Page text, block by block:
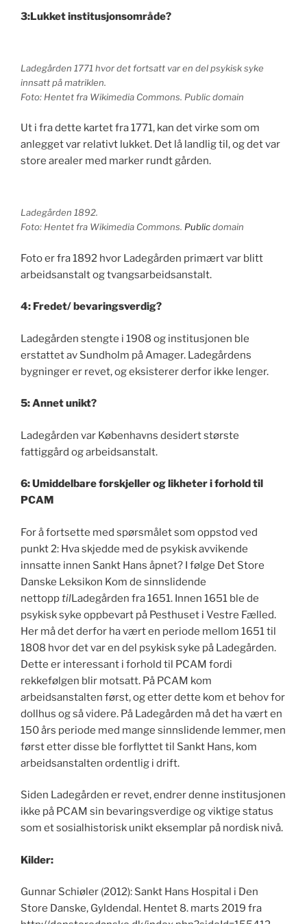
3:Lukket institusjonsområde?
Ladegården 1771 hvor det fortsatt var en del psykisk syke
innsatt på matriklen.
Foto: Hentet fra Wikimedia Commons. Public domain
Ut i fra dette kartet fra 1771, kan det virke som om
anlegget var relativt lukket. Det lå landlig til, og det var
store arealer med marker rundt gården.
Ladegården 1892.
Foto: Hentet fra Wikimedia Commons. Publicdomain
Foto er fra 1892 hvor Ladegården primært var blitt
arbeidsanstalt og tvangsarbeidsanstalt.
4: Fredet/ bevaringsverdig?
Ladegården stengte i 1908 og institusjonen ble
erstattet av Sundholm på Amager. Ladegårdens
bygninger er revet, og eksisterer derfor ikke lenger.
5: Annet unikt?
Ladegården var Københavns desidert største
fattiggård og arbeidsanstalt.
6: Umiddelbare forskjeller og likheter i forhold til
PCAM
For å fortsette med spørsmålet som oppstod ved
punkt 2: Hva skjedde med de psykisk avvikende
innsatte innen Sankt Hans åpnet? I følge Det Store
Danske Leksikon Kom de sinnslidende
nettopptilLadegården fra 1651. Innen 1651 ble de
psykisk syke oppbevart på Pesthuset i Vestre Fælled.
Her må det derfor ha vært en periode mellom 1651 til
1808 hvor det var en del psykisk syke på Ladegården.
Dette er interessant i forhold til PCAM fordi
rekkefølgen blir motsatt. På PCAM kom
arbeidsanstalten først, og etter dette kom et behov for
dollhus og så videre. På Ladegården må det ha vært en
150 års periode med mange sinnslidende lemmer, men
først etter disse ble forflyttet til Sankt Hans, kom
arbeidsanstalten ordentlig i drift.
Siden Ladegården er revet, endrer denne institusjonen
ikke på PCAM sin bevaringsverdige og viktige status
som et sosialhistorisk unikt eksemplar på nordisk nivå.
Kilder:
Gunnar Schiøler (2012): Sankt Hans Hospital i Den
Store Danske, Gyldendal. Hentet 8. marts 2019 fra